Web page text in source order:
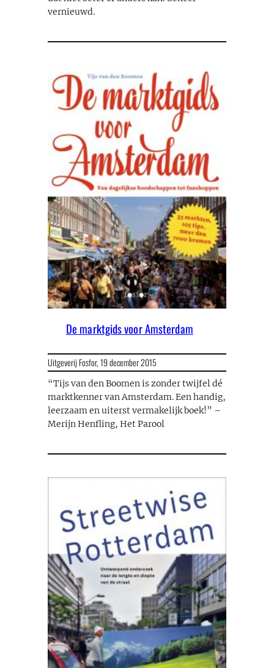
vernieuwd.
De marktgids voor Amsterdam
Uitgeverij Fosfor,19 december 2015
“Tijs van den Boomen is zonder twijfel dé
marktkenner van Amsterdam. Een handig,
leerzaam en uiterst vermakelijk boek!” –
Merijn Henfling, Het Parool